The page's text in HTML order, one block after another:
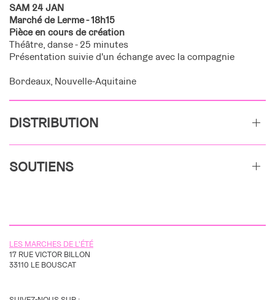
SAM 24 JAN
Marché de Lerme - 18h15
Pièce en cours de création
Théâtre, danse - 25 minutes
Présentation suivie d'un échange avec la compagnie
Bordeaux, Nouvelle-Aquitaine
DISTRIBUTION
SOUTIENS
LES MARCHES DE L'ÉTÉ
17 RUE VICTOR BILLON
33110 LE BOUSCAT